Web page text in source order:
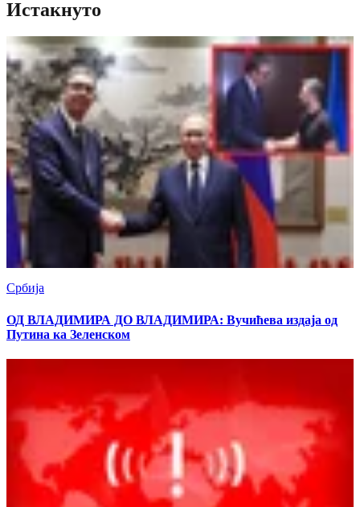
Истакнуто
Србија
ОД ВЛАДИМИРА ДО ВЛАДИМИРА: Вучићева издаја од
Путина ка Зеленском